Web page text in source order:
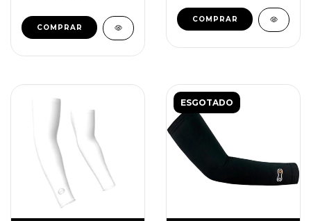
COMPRAR
COMPRAR
ESGOTADO